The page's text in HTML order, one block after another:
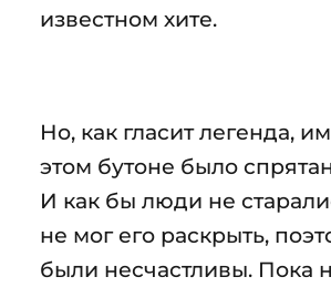
известном хите.
Но, как гласит легенда,
этом бутоне было
И как бы люди не
не мог его раскрыть,
были несчастливы. Пока